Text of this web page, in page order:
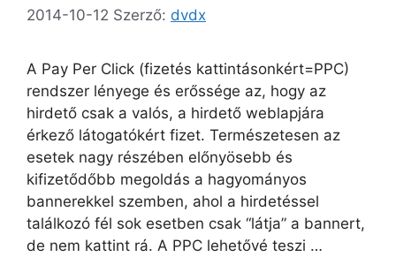
2014-10-12 Szerző: dvdx
A Pay Per Click (fizetés kattintásonkért=PPC)
rendszer lényege és erőssége az, hogy az
hirdető csak a valós, a hirdető weblapjára
érkező látogatókért fizet. Természetesen az
esetek nagy részében előnyösebb és
kifizetődőbb megoldás a hagyományos
bannerekkel szemben, ahol a hirdetéssel
találkozó fél sok esetben csak “látja” a bannert,
de nem kattint rá. A PPC lehetővé teszi …